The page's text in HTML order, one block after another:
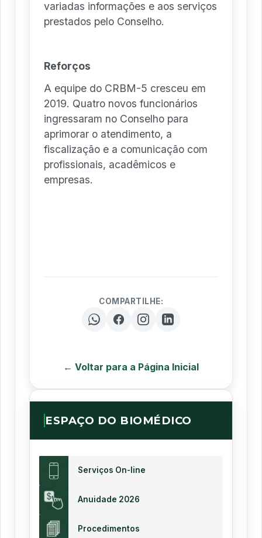
variadas informações e aos serviços
prestados pelo Conselho.
Reforços
A equipe do CRBM-5 cresceu em
2019. Quatro novos funcionários
ingressaram no Conselho para
aprimorar o atendimento, a
fiscalização e a comunicação com
profissionais, acadêmicos e
empresas.
COMPARTILHE:
← Voltar para a Página Inicial
ESPAÇO DO BIOMÉDICO
Serviços On-line
Anuidade 2026
Procedimentos